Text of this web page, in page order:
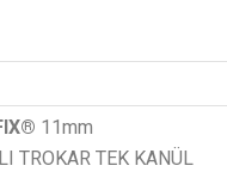
11mm
TROKAR TEK KANÜL